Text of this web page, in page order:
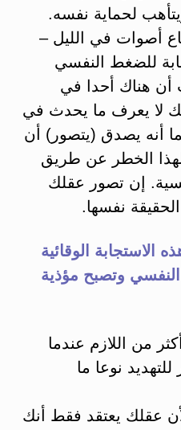
لحماية نفسه.
أصوات في الليل –
للضغط النفسي
هناك أحدا في
لا يعرف ما يحدث في
أنه يصدق (يتصور) أن
الخطر عن طريق
إن تصور عقلك
نفسها.
الوقائية
وتصبح مؤذية
من اللازم عندما
نوعا ما
عقلك يعتقد فقط أنك